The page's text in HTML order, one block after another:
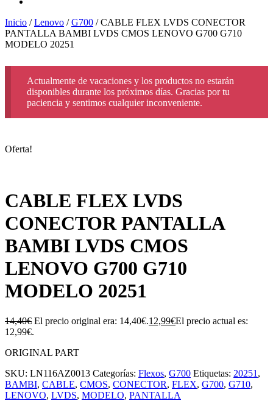
Inicio /Lenovo /G700 / CABLE FLEX LVDS CONECTOR
PANTALLA BAMBI LVDS CMOS LENOVO G700 G710
MODELO 20251
Actualmente de vacaciones y los productos no estarán
disponibles durante los próximos días. Gracias por tu
paciencia y sentimos cualquier inconveniente.
Oferta!
CABLE FLEX LVDS
CONECTOR PANTALLA
BAMBI LVDS CMOS
LENOVO G700 G710
MODELO 20251
14,40€ El precio original era: 14,40€.12,99€El precio actual es:
12,99€.
ORIGINAL PART
SKU: LN116AZ0013 Categorías: Flexos, G700 Etiquetas: 20251 ,
BAMBI, CABLE, CMOS, CONECTOR, FLEX, G700, G710,
LENOVO, LVDS, MODELO, PANTALLA